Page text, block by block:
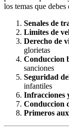
los temas que debes
Senales de
Limites de
Derecho de
glorietas
Conduccion
sanciones
Seguridad
infantiles
Infracciones
Conduccion
Primeros